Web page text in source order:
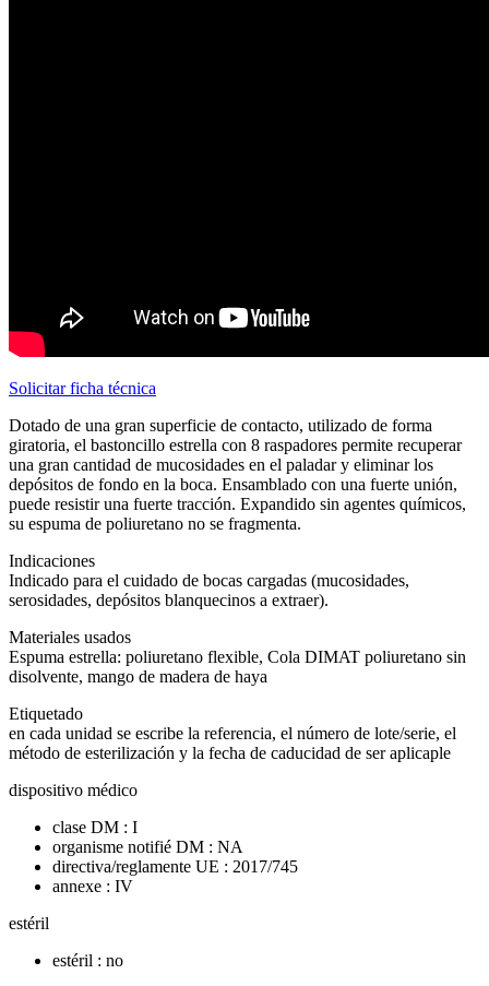
Solicitar ficha técnica
Dotado de una gran superficie de contacto, utilizado de forma
giratoria, el bastoncillo estrella con 8 raspadores permite recuperar
una gran cantidad de mucosidades en el paladar y eliminar los
depósitos de fondo en la boca. Ensamblado con una fuerte unión,
puede resistir una fuerte tracción. Expandido sin agentes químicos,
su espuma de poliuretano no se fragmenta.
Indicaciones
Indicado para el cuidado de bocas cargadas (mucosidades,
serosidades, depósitos blanquecinos a extraer).
Materiales usados
Espuma estrella: poliuretano flexible, Cola DIMAT poliuretano sin
disolvente, mango de madera de haya
Etiquetado
en cada unidad se escribe la referencia, el número de lote/serie, el
método de esterilización y la fecha de caducidad de ser aplicaple
dispositivo médico
clase DM : I
organisme notifié DM : NA
directiva/reglamente UE : 2017/745
annexe : IV
estéril
estéril : no